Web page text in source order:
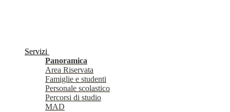
Servizi
Panoramica
Area Riservata
Famiglie e studenti
Personale scolastico
Percorsi di studio
MAD